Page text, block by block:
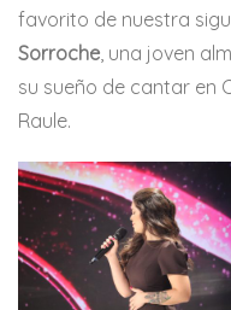
favorito de nuestra
Sorroche, una joven
su sueño de cantar en
Raule.